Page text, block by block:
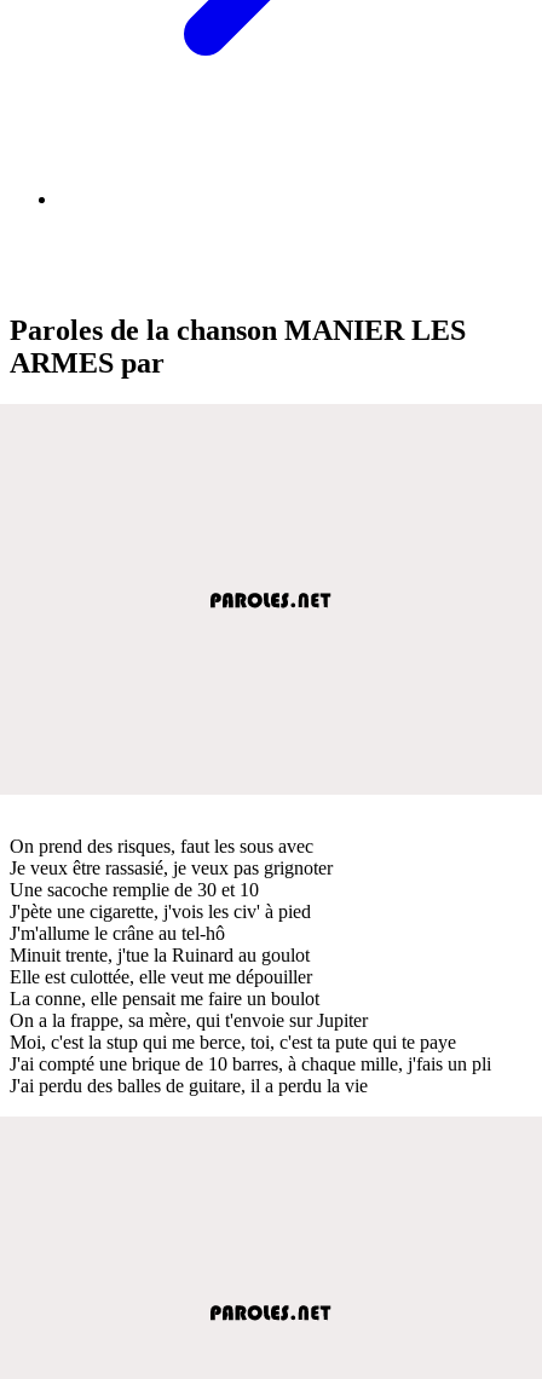
Paroles de la chanson MANIER LES
ARMES par
On prend des risques, faut les sous avec
Je veux être rassasié, je veux pas grignoter
Une sacoche remplie de 30 et 10
J'pète une cigarette, j'vois les civ' à pied
J'm'allume le crâne au tel-hô
Minuit trente, j'tue la Ruinard au goulot
Elle est culottée, elle veut me dépouiller
La conne, elle pensait me faire un boulot
On a la frappe, sa mère, qui t'envoie sur Jupiter
Moi, c'est la stup qui me berce, toi, c'est ta pute qui te paye
J'ai compté une brique de 10 barres, à chaque mille, j'fais un pli
J'ai perdu des balles de guitare, il a perdu la vie